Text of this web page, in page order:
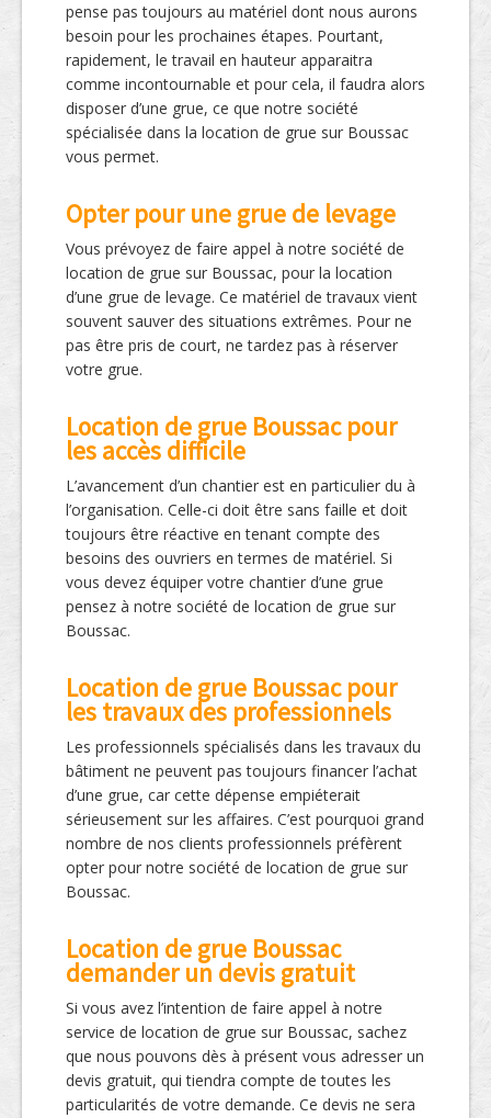
pense pas toujours au matériel dont nous aurons
besoin pour les prochaines étapes. Pourtant,
rapidement, le travail en hauteur apparaitra
comme incontournable et pour cela, il faudra alors
disposer d’une grue, ce que notre société
spécialisée dans la location de grue sur Boussac
vous permet.
Opter pour une grue de levage
Vous prévoyez de faire appel à notre société de
location de grue sur Boussac, pour la location
d’une grue de levage. Ce matériel de travaux vient
souvent sauver des situations extrêmes. Pour ne
pas être pris de court, ne tardez pas à réserver
votre grue.
Location de grue Boussac pour
les accès difficile
L’avancement d’un chantier est en particulier du à
l’organisation. Celle-ci doit être sans faille et doit
toujours être réactive en tenant compte des
besoins des ouvriers en termes de matériel. Si
vous devez équiper votre chantier d’une grue
pensez à notre société de location de grue sur
Boussac.
Location de grue Boussac pour
les travaux des professionnels
Les professionnels spécialisés dans les travaux du
bâtiment ne peuvent pas toujours financer l’achat
d’une grue, car cette dépense empiéterait
sérieusement sur les affaires. C’est pourquoi grand
nombre de nos clients professionnels préfèrent
opter pour notre société de location de grue sur
Boussac.
Location de grue Boussac
demander un devis gratuit
Si vous avez l’intention de faire appel à notre
service de location de grue sur Boussac, sachez
que nous pouvons dès à présent vous adresser un
devis gratuit, qui tiendra compte de toutes les
particularités de votre demande. Ce devis ne sera